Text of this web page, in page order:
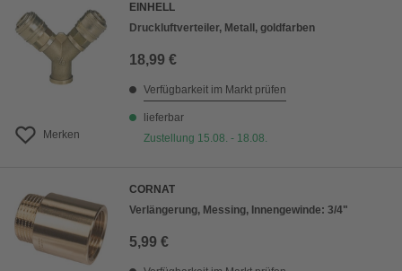
Merken
EINHELL
Druckluftverteiler, Metall, goldfarben
18,99 €
Verfügbarkeit im Markt prüfen
lieferbar
Zustellung 15.08. - 18.08.
CORNAT
Verlängerung, Messing, Innengewinde: 3/4"
5,99 €